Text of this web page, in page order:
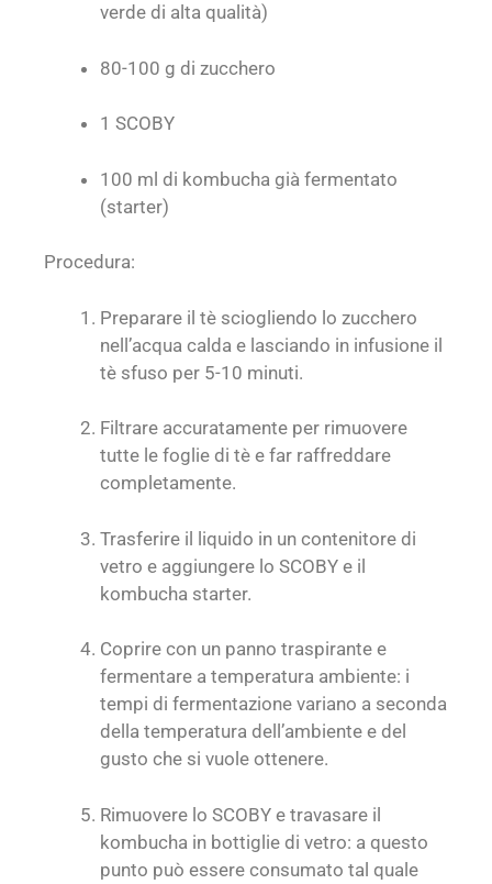
verde di alta qualità)
80-100 g di zucchero
1 SCOBY
100 ml di kombucha già fermentato
(starter)
Procedura:
Preparare il tè sciogliendo lo zucchero
nell’acqua calda e lasciando in infusione il
tè sfuso per 5-10 minuti.
Filtrare accuratamente per rimuovere
tutte le foglie di tè e far raffreddare
completamente.
Trasferire il liquido in un contenitore di
vetro e aggiungere lo SCOBY e il
kombucha starter.
Coprire con un panno traspirante e
fermentare a temperatura ambiente: i
tempi di fermentazione variano a seconda
della temperatura dell’ambiente e del
gusto che si vuole ottenere.
Rimuovere lo SCOBY e travasare il
kombucha in bottiglie di vetro: a questo
punto può essere consumato tal quale